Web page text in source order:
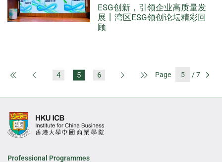
ESG创新，引领企业高质量发
展丨湾区ESG领创论坛精彩回
顾
First PagePrevious Page
4 5 6 Next PageLast Page
Page / 7
Professional Programmes